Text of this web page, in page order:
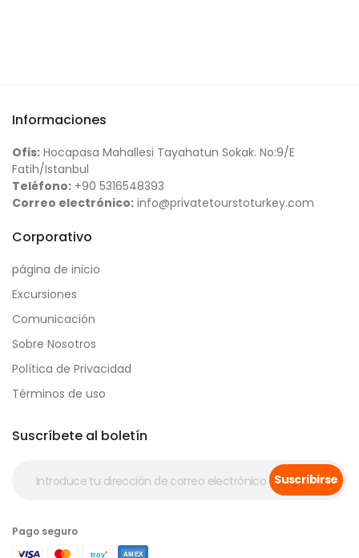
Informaciones
Ofis: Hocapasa Mahallesi Tayahatun Sokak. No:9/E
Fatih/Istanbul
Teléfono: +90 5316548393
Correo electrónico: info@privatetourstoturkey.com
Corporativo
página de inicio
Excursiones
Comunicación
Sobre Nosotros
Política de Privacidad
Términos de uso
Suscríbete al boletín
Suscribirse
Pago seguro